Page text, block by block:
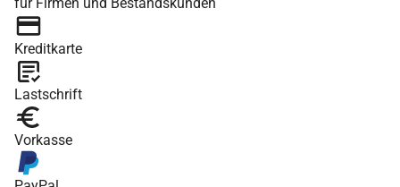
Kreditkarte
Lastschrift
Vorkasse